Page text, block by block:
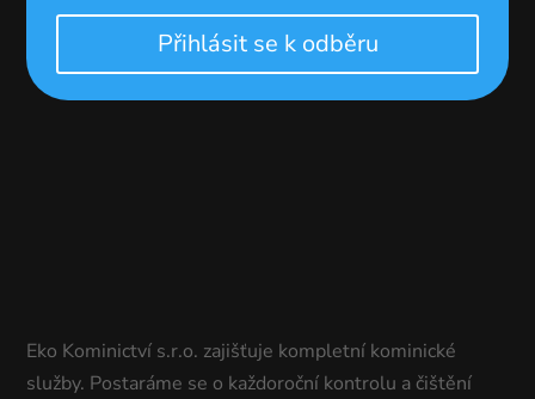
Přihlásit se k odběru
Eko Kominictví s.r.o. zajišťuje kompletní kominické
služby. Postaráme se o každoroční kontrolu a čištění